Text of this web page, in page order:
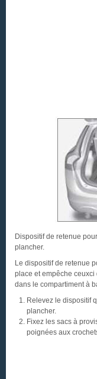
Dispositif de retenue
plancher.
Le dispositif de retenue
place et empêche
dans le compartiment à
Relevez le dispositif
plancher.
Fixez les sacs à
poignées aux